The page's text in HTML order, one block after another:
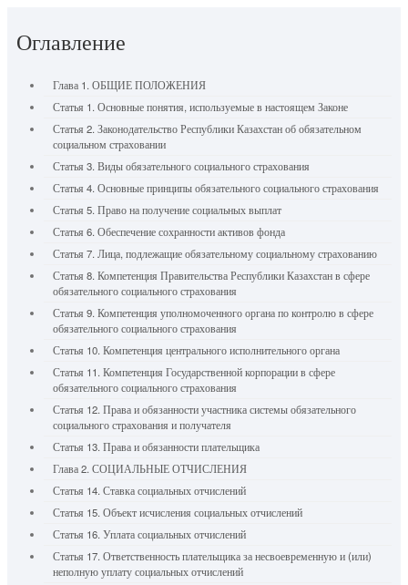
Оглавление
Глава 1. ОБЩИЕ ПОЛОЖЕНИЯ
Статья 1. Основные понятия, используемые в настоящем Законе
Статья 2. Законодательство Республики Казахстан об обязательном
социальном страховании
Статья 3. Виды обязательного социального страхования
Статья 4. Основные принципы обязательного социального страхования
Статья 5. Право на получение социальных выплат
Статья 6. Обеспечение сохранности активов фонда
Статья 7. Лица, подлежащие обязательному социальному страхованию
Статья 8. Компетенция Правительства Республики Казахстан в сфере
обязательного социального страхования
Статья 9. Компетенция уполномоченного органа по контролю в сфере
обязательного социального страхования
Статья 10. Компетенция центрального исполнительного органа
Статья 11. Компетенция Государственной корпорации в сфере
обязательного социального страхования
Статья 12. Права и обязанности участника системы обязательного
социального страхования и получателя
Статья 13. Права и обязанности плательщика
Глава 2. СОЦИАЛЬНЫЕ ОТЧИСЛЕНИЯ
Статья 14. Ставка социальных отчислений
Статья 15. Объект исчисления социальных отчислений
Статья 16. Уплата социальных отчислений
Статья 17. Ответственность плательщика за несвоевременную и (или)
неполную уплату социальных отчислений